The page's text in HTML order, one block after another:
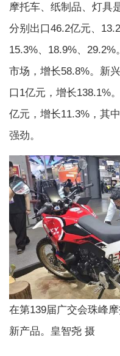
摩托车、纸制品、灯具
分别出口46.2亿元、
15.3%、18.9%、
市场，增长58.8%。新
口1亿元，增长138.1%
亿元，增长11.3%，其
强劲。
在第139届广交会珠峰
新产品。皇智尧 摄